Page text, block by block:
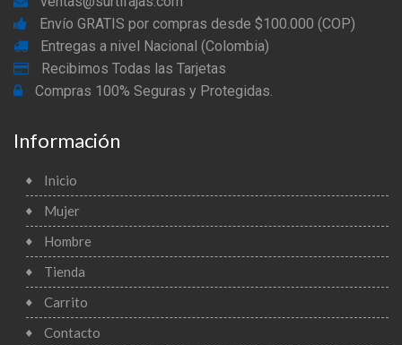
Envío GRATIS por compras desde $100.000 (COP)
Entregas a nivel Nacional (Colombia)
Recibimos Todas las Tarjetas
Compras 100% Seguras y Protegidas.
Información
Inicio
Mujer
Hombre
Tienda
Carrito
Contacto